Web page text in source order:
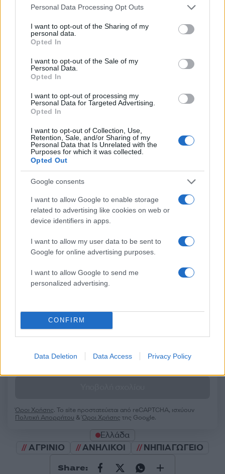
Please note that this website/app uses one or more Google
not limited to your visit or usage behaviour. You may click to
grant or deny consent to Google and its third-party tags to
use your data for below specified purposes in below Google
consent section.
Personal Data Processing Opt Outs
I want to opt-out of the Sharing of my
personal data.
Opted In
I want to opt-out of the Sale of my
Personal Data.
Opted In
I want to opt-out of processing my
Personal Data for Targeted Advertising.
Opted In
I want to opt-out of Collection, Use,
Retention, Sale, and/or Sharing of my
Personal Data that Is Unrelated with the
Purposes for which it was collected.
Opted Out
Google consents
I want to allow Google to enable storage
related to advertising like cookies on web or
device identifiers in apps.
I want to allow my user data to be sent to
Google for online advertising purposes.
I want to allow Google to send me
personalized advertising.
CONFIRM
Data Deletion Data Access Privacy Policy
Σχόλια
Σχολίασε εδώ
Όροι Χρήσης. Το site προστατεύεται από reCAPTCHA, ισχύουν
Πολιτική Απορρήτου &Όροι Χρήσης της Google.
Ελλάδα
ΑΓΡΙΝΙΟ
ΑΝΗΛΙΚΟΙ ΝΗΠΙΑΓΩΓΕΙΟ
Share:
Αν τα χάσατε
Οι πρώτες δηλώσεις του
ιδιοκτήτη της πισίνας στην
Πάρο στην οποία πνίγηκε ο
4χρονος - «Είχαμε
την οικογένεια»
Παράταση για να
εξηγήσεις πήραν